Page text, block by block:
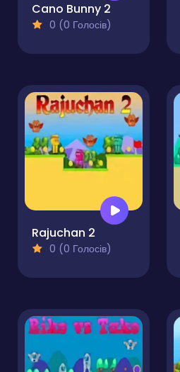
Cano Bunny 2
0 (0 Голосів)
Rajuchan 2
0 (0 Голосів)